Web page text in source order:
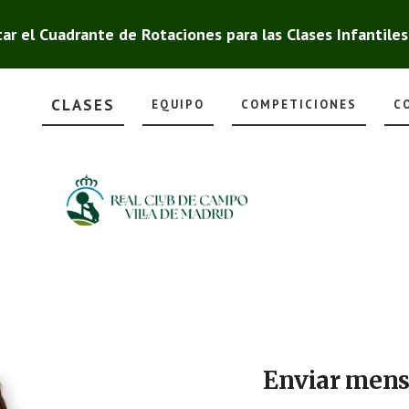
el Cuadrante de Rotaciones para las Clases
CLASES EQUIPO COMPETICIONES
Enviar